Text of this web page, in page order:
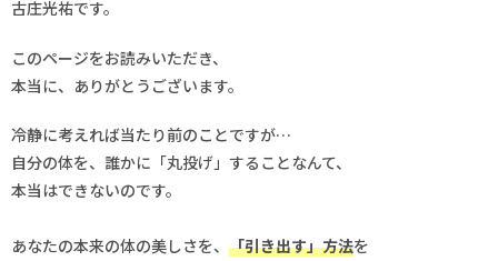
古庄光祐です。
このページをお読みいただき、
本当に、ありがとうございます。
冷静に考えれば当たり前のことですが…
自分の体を、誰かに「丸投げ」することなんて、
本当はできないのです。
あなたの本来の体の美しさを、 「引き出す」方法を